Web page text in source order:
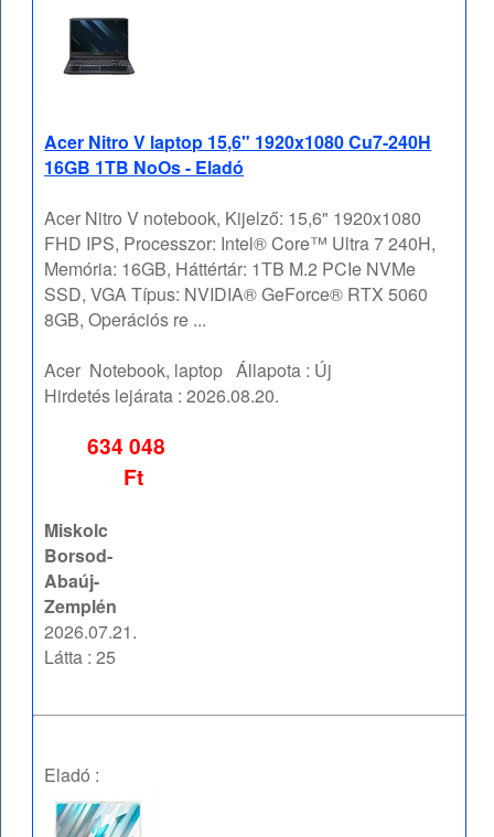
Acer Nitro V laptop 15,6" 1920x1080 Cu7-240H
16GB 1TB NoOs - Eladó
Acer Nitro V notebook, Kijelző: 15,6" 1920x1080
FHD IPS, Processzor: Intel® Core™ Ultra 7 240H,
Memória: 16GB, Háttértár: 1TB M.2 PCIe NVMe
SSD, VGA Típus: NVIDIA® GeForce® RTX 5060
8GB, Operációs re ...
Acer Notebook, laptop Állapota : Új
Hirdetés lejárata :2026.08.20.
634 048
Ft
Miskolc
Borsod-
Abaúj-
Zemplén
2026.07.21.
Látta : 25
Eladó :